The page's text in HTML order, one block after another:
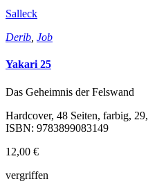
Salleck
Derib Job
Yakari 25
Das Geheimnis der Felswand
Hardcover, 48 Seiten, farbig,
ISBN: 9783899083149
12,00 €
vergriffen